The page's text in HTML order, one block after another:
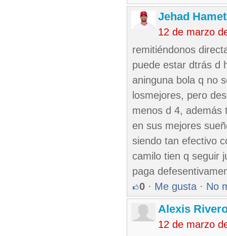
Jehad Hamet
12 de marzo
remitiéndonos
puede estar dtrás d
aninguna bola q no
losmejores, pero
menos d 4, además
en sus mejores
siendo tan efectivo
camilo tien q seguir
paga
0 · Me gusta · No
Alexis
12 de marzo